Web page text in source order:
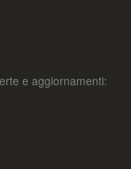
e aggiornamenti: